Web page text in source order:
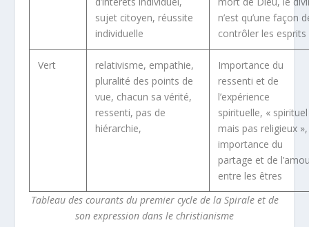
sujet citoyen, réussite
individuelle
n’est qu’une façon
contrôler les esprits
Vert
relativisme, empathie,
pluralité des points de
vue, chacun sa vérité,
ressenti, pas de
hiérarchie,
Importance du
ressenti et de
l’expérience
spirituelle, « spirituel
mais pas religieux »,
importance du
partage et de
entre les êtres
Tableau des courants du premier cycle de la Spirale et de
son expression dans le christianisme